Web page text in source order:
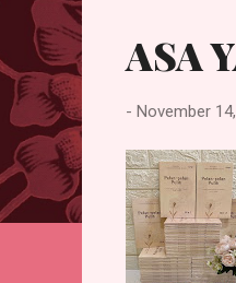
ASA
- November